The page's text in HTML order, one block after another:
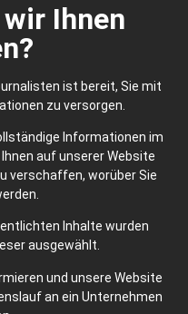
Ihnen
ist bereit, Sie mit
zu versorgen.
Informationen im
auf unserer Website
verschaffen, worüber Sie
Inhalte wurden
ausgewählt.
und unsere Website
an ein Unternehmen